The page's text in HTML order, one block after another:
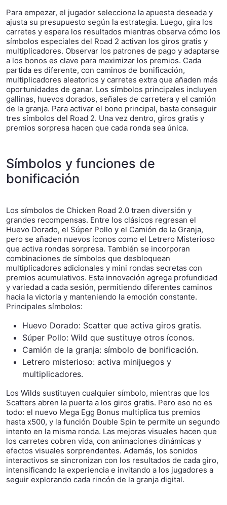
Para empezar, el jugador selecciona la apuesta deseada y
ajusta su presupuesto según la estrategia. Luego, gira los
carretes y espera los resultados mientras observa cómo los
símbolos especiales del Road 2 activan los giros gratis y
multiplicadores. Observar los patrones de pago y adaptarse
a los bonos es clave para maximizar los premios. Cada
partida es diferente, con caminos de bonificación,
multiplicadores aleatorios y carretes extra que añaden más
oportunidades de ganar. Los símbolos principales incluyen
gallinas, huevos dorados, señales de carretera y el camión
de la granja. Para activar el bono principal, basta conseguir
tres símbolos del Road 2. Una vez dentro, giros gratis y
premios sorpresa hacen que cada ronda sea única.
Símbolos y funciones de
bonificación
Los símbolos de Chicken Road 2.0 traen diversión y
grandes recompensas. Entre los clásicos regresan el
Huevo Dorado, el Súper Pollo y el Camión de la Granja,
pero se añaden nuevos íconos como el Letrero Misterioso
que activa rondas sorpresa. También se incorporan
combinaciones de símbolos que desbloquean
multiplicadores adicionales y mini rondas secretas con
premios acumulativos. Esta innovación agrega profundidad
y variedad a cada sesión, permitiendo diferentes caminos
hacia la victoria y manteniendo la emoción constante.
Principales símbolos:
Huevo Dorado: Scatter que activa giros gratis.
Súper Pollo: Wild que sustituye otros íconos.
Camión de la granja: símbolo de bonificación.
Letrero misterioso: activa minijuegos y
multiplicadores.
Los Wilds sustituyen cualquier símbolo, mientras que los
Scatters abren la puerta a los giros gratis. Pero eso no es
todo: el nuevo Mega Egg Bonus multiplica tus premios
hasta x500, y la función Double Spin te permite un segundo
intento en la misma ronda. Las mejoras visuales hacen que
los carretes cobren vida, con animaciones dinámicas y
efectos visuales sorprendentes. Además, los sonidos
interactivos se sincronizan con los resultados de cada giro,
intensificando la experiencia e invitando a los jugadores a
seguir explorando cada rincón de la granja digital.